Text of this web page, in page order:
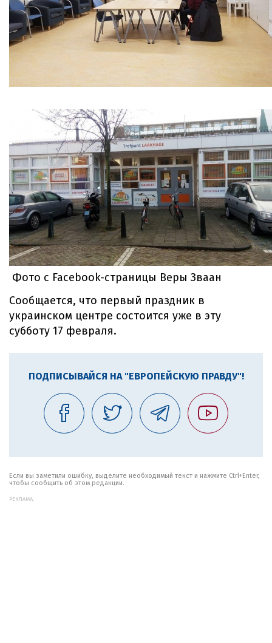
Фото с Facebook-страницы Веры Зваан
Сообщается, что первый праздник в
украинском центре состоится уже в эту
субботу 17 февраля.
ПОДПИСЫВАЙСЯ НА "ЕВРОПЕЙСКУЮ ПРАВДУ"!
Если вы заметили ошибку, выделите необходимый текст и нажмите Ctrl+Enter,
чтобы сообщить об этом редакции.
РЕКЛАМА: